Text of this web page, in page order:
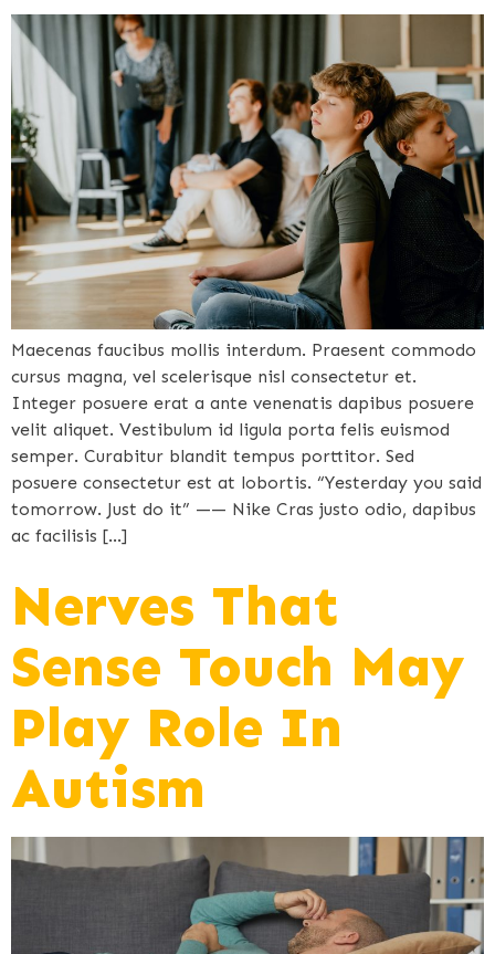
Maecenas faucibus mollis interdum. Praesent commodo
cursus magna, vel scelerisque nisl consectetur et.
Integer posuere erat a ante venenatis dapibus posuere
velit aliquet. Vestibulum id ligula porta felis euismod
semper. Curabitur blandit tempus porttitor. Sed
posuere consectetur est at lobortis. “Yesterday you said
tomorrow. Just do it” —— Nike Cras justo odio, dapibus
ac facilisis […]
Nerves That
Sense Touch May
Play Role In
Autism